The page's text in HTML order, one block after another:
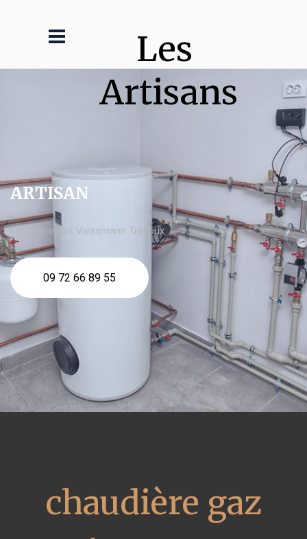
Les
Artisans
ARTISAN
chaudière gaz Viessmann Trévoux
09 72 66 89 55
chaudière gaz